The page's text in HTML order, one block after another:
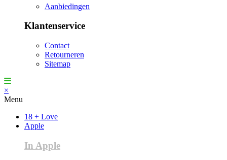
Aanbiedingen
Klantenservice
Contact
Retourneren
Sitemap
×
Menu
18 + Love
Apple
In Apple